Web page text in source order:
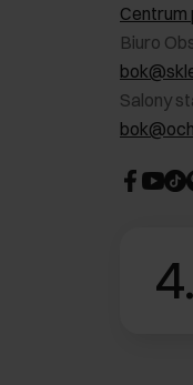
Centrum
Biuro
Salony